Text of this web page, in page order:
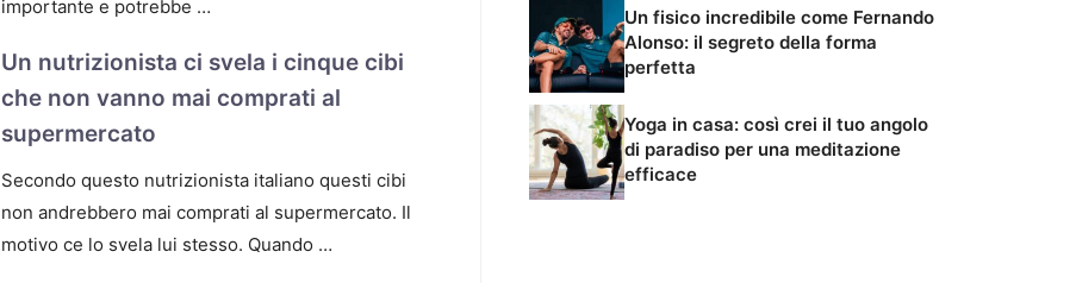
importante e potrebbe …
Un nutrizionista ci svela i cinque cibi
che non vanno mai comprati al
supermercato
Secondo questo nutrizionista italiano questi cibi
non andrebbero mai comprati al supermercato. Il
motivo ce lo svela lui stesso. Quando …
Un fisico incredibile come Fernando
Alonso: il segreto della forma
perfetta
Yoga in casa: così crei il tuo angolo
di paradiso per una meditazione
efficace